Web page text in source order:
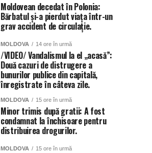
Moldovean decedat în Polonia:
Bărbatul și-a pierdut viața într-un
grav accident de circulație.
MOLDOVA 14 ore în urmă
/VIDEO/ Vandalismul la el „acasă”:
Două cazuri de distrugere a
bunurilor publice din capitală,
înregistrate în câteva zile.
MOLDOVA 15 ore în urmă
Minor trimis după gratii: A fost
condamnat la închisoare pentru
distribuirea drogurilor.
MOLDOVA 15 ore în urmă